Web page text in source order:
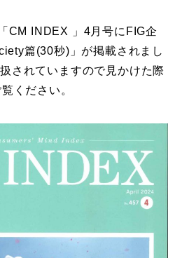
CM INDEX 」4月号にFIG企
篇(30秒)」が掲載されまし
されていますので見かけた際
ください。